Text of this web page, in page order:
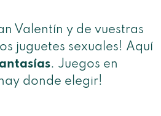
Valentín y de vuestras
juguetes sexuales! Aquí
. Juegos en
donde elegir!